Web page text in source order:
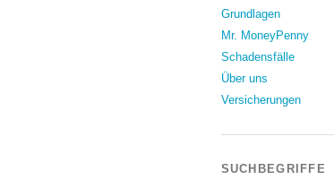
Grundlagen
Mr. MoneyPenny
Schadensfälle
Über uns
Versicherungen
SUCHBEGRIFFE